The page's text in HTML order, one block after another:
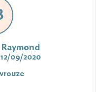
12/09/2020